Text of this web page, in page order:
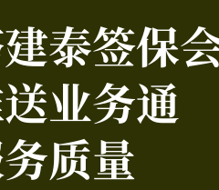
泰签保
业务通
质量